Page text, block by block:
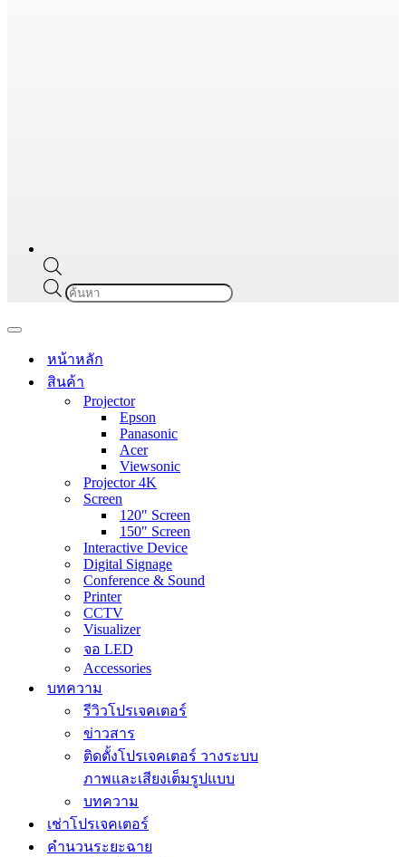
Products
search
Navigation
หน้าหลัก
สินค้า
Projector
Epson
Panasonic
Acer
Viewsonic
Projector 4K
Screen
120″ Screen
150″ Screen
Interactive Device
Digital Signage
Conference & Sound
Printer
CCTV
Visualizer
จอ LED
Accessories
บทความ
รีวิวโปรเจคเตอร์
ข่าวสาร
ติดตั้งโปรเจคเตอร์ วางระบบ
ภาพและเสียงเต็มรูปแบบ
บทความ
เช่าโปรเจคเตอร์
คำนวนระยะฉาย